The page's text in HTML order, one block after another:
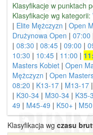
Klasyfikacje w punktach
Klasyfikacje wg kategorii:
| Elite Mężczyzn | Open
Drużynowa Open | 07:00
| 08:30 | 08:45 | 09:00 |
10:30 | 10:45 | 11:00 |
Masters Kobiet | Open
Mężczyzn | Open
08:20 | K13-17 | M13-17 |
| K30-34 | M30-34 | K35-
49 | M45-49 | K50+ |
Klasyfikacja wg czasu